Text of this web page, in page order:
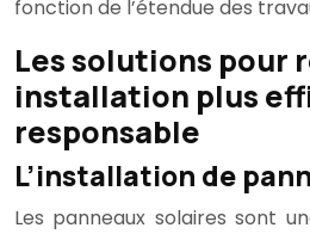
fonction de l’étendue des
Les solutions pour
installation plus
responsable
L’installation de
Les panneaux solaires sont